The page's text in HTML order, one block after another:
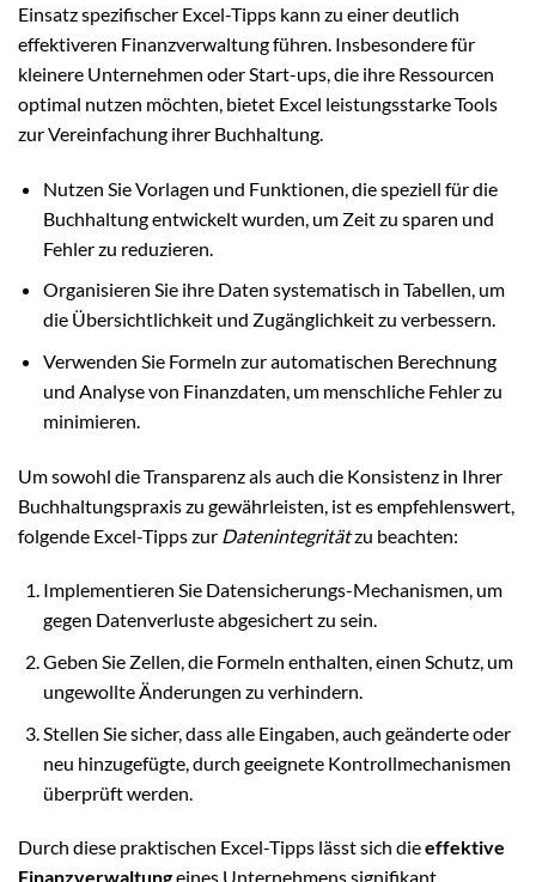
Einsatz spezifischer Excel-Tipps kann zu einer deutlich
effektiveren Finanzverwaltung führen. Insbesondere für
kleinere Unternehmen oder Start-ups, die ihre Ressourcen
optimal nutzen möchten, bietet Excel leistungsstarke Tools
zur Vereinfachung ihrer Buchhaltung.
Nutzen Sie Vorlagen und Funktionen, die speziell für die
Buchhaltung entwickelt wurden, um Zeit zu sparen und
Fehler zu reduzieren.
Organisieren Sie ihre Daten systematisch in Tabellen, um
die Übersichtlichkeit und Zugänglichkeit zu verbessern.
Verwenden Sie Formeln zur automatischen Berechnung
und Analyse von Finanzdaten, um menschliche Fehler zu
minimieren.
Um sowohl die Transparenz als auch die Konsistenz in Ihrer
Buchhaltungspraxis zu gewährleisten, ist es empfehlenswert,
folgende Excel-Tipps zur Datenintegritätzu beachten:
Implementieren Sie Datensicherungs-Mechanismen, um
gegen Datenverluste abgesichert zu sein.
Geben Sie Zellen, die Formeln enthalten, einen Schutz, um
ungewollte Änderungen zu verhindern.
Stellen Sie sicher, dass alle Eingaben, auch geänderte oder
neu hinzugefügte, durch geeignete Kontrollmechanismen
überprüft werden.
Durch diese praktischen Excel-Tipps lässt sich dieeffektive
Finanzverwaltungeines Unternehmens signifikant